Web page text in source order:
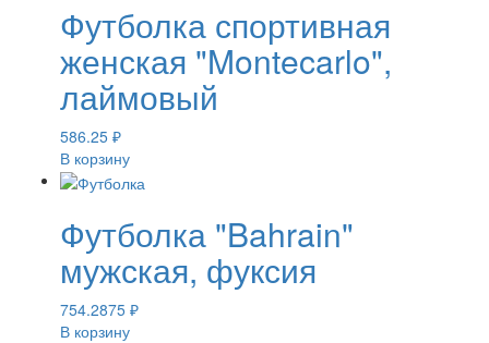
Футболка спортивная
женская "Montecarlo",
лаймовый
586.25 ₽
В корзину
Футболка "Bahrain"
мужская, фуксия
754.2875 ₽
В корзину